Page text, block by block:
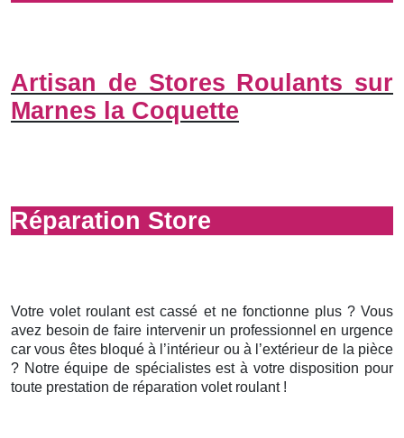
Artisan de Stores Roulants sur
Marnes la Coquette
Réparation Store
Votre volet roulant est cassé et ne fonctionne plus ? Vous
avez besoin de faire intervenir un professionnel en urgence
car vous êtes bloqué à l’intérieur ou à l’extérieur de la pièce
? Notre équipe de spécialistes est à votre disposition pour
toute prestation de réparation volet roulant !